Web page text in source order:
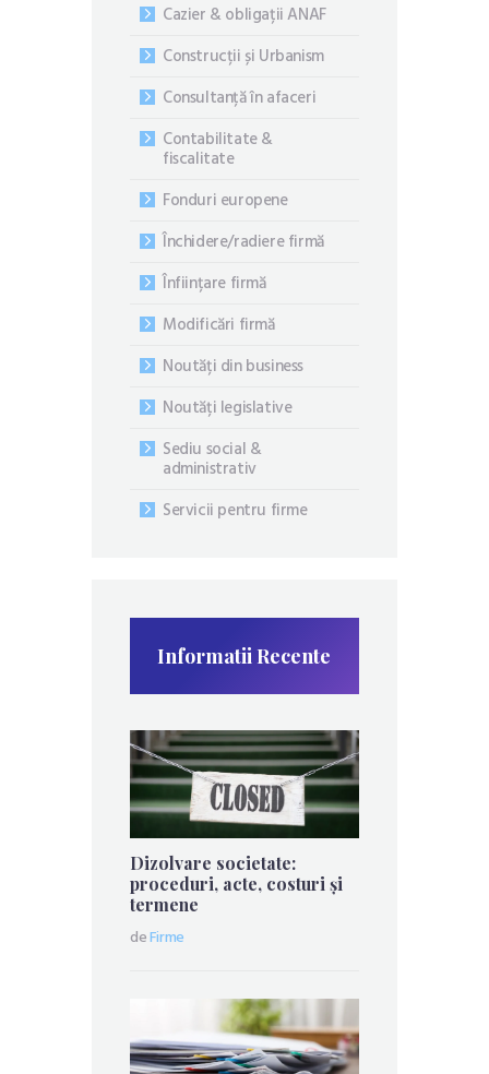
Cazier & obligații ANAF
Construcții și Urbanism
Consultanță în afaceri
Contabilitate &
fiscalitate
Fonduri europene
Închidere/radiere firmă
Înființare firmă
Modificări firmă
Noutăți din business
Noutăți legislative
Sediu social &
administrativ
Servicii pentru firme
Informatii Recente
Dizolvare societate:
proceduri, acte, costuri și
termene
deFirme